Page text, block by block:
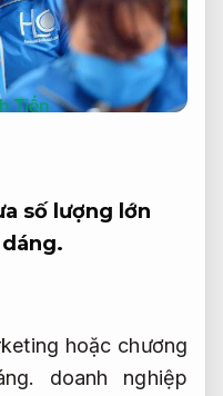
số lượng lớn
hoặc chương
doanh nghiệp